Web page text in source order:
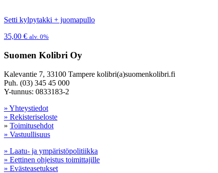
Setti kylpytakki + juomapullo
35,00 € alv. 0%
Suomen Kolibri Oy
Kalevantie 7, 33100 Tampere kolibri(a)suomenkolibri.fi
Puh. (03) 345 45 000
Y-tunnus: 0833183-2
» Yhteystiedot
» Rekisteriseloste
» Toimitusehdot
» Vastuullisuus
» Laatu- ja ympäristöpolitiikka
» Eettinen ohjeistus toimittajille
» Evästeasetukset